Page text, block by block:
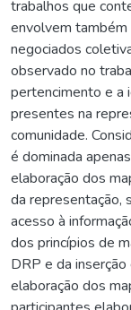
trabalhos que
envolvem também
negociados
observado no
pertencimento e a
presentes na
comunidade.
é dominada
elaboração dos
da representação,
acesso à
dos princípios de
DRP e da
elaboração dos